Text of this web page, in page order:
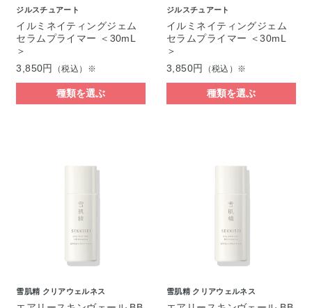
ジルスチュアート
イルミネイティングジェム
セラムプライマー ＜30mL
＞
3,850円
（税込）※
種類を選ぶ
ジルスチュアート
イルミネイティングジェム
セラムプライマー ＜30mL
＞
3,850円
（税込）※
種類を選ぶ
雪肌精 クリアウェルネス 雪肌精 クリアウェルネス